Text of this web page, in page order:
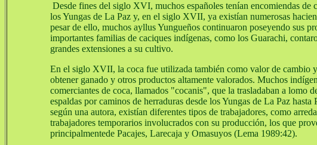
Desde fines del siglo XVI, muchos españoles tenían encomiendas de
los Yungas de La Paz y, en el siglo XVII, ya existían numerosas
pesar de ello, muchos ayllus Yungueños continuaron poseyendo sus
importantes familias de caciques indígenas, como los Guarachi,
grandes extensiones a su cultivo.
En el siglo XVII, la coca fue utilizada también como valor de cambio
obtener ganado y otros productos altamente valorados. Muchos
comerciantes de coca, llamados "cocanis", que la trasladaban a lomo
espaldas por caminos de herraduras desde los Yungas de La Paz hasta
según una autora, existían diferentes tipos de trabajadores, como
trabajadores temporarios involucrados con su producción, los que
principalmentede Pacajes, Larecaja y Omasuyos (Lema 1989:42).